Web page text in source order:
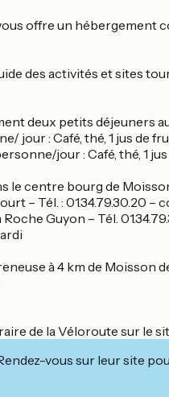
offre un
des activités et sites
deux petits déjeuners
jour : Café, thé, 1 jus de
jour : Café, thé, 1
le centre bourg de
– Tél. :
Roche Guyon – Tél.
à 4 km de Moisson
de la Véloroute sur le
vous sur leur site